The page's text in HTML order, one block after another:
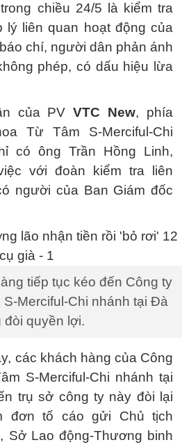
chiều 24/5 là kiểm tra
lý liên quan hoạt động của
chí, người dân phản ánh
phép, có dấu hiệu lừa
của PVVTC New, phía
Từ Tâm S-Merciful-Chi
có ông Trần Hồng Linh,
với đoàn kiểm tra liên
người của Ban Giám đốc
tiếp tục kéo đến Công ty
Merciful-Chi nhánh tại Đà
đòi quyền lợi.
các khách hàng của Công
S-Merciful-Chi nhánh tại
trụ sở công ty này đòi lại
đơn tố cáo gửi Chủ tịch
Sở Lao động-Thương binh